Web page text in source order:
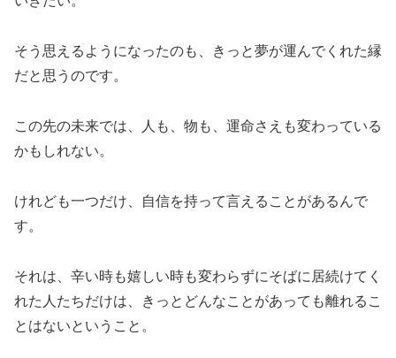
そう思えるようになったのも、きっと夢が運んでくれた縁
だと思うのです。
この先の未来では、人も、物も、運命さえも変わっている
かもしれない。
けれども一つだけ、自信を持って言えることがあるんで
す。
それは、辛い時も嬉しい時も変わらずにそばに居続けてく
れた人たちだけは、きっとどんなことがあっても離れるこ
とはないということ。